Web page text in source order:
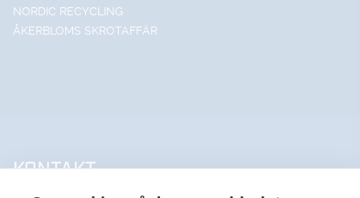
NORDIC RECYCLING
ÅKERBLOMS SKROTAFFÄR
KONTAKT